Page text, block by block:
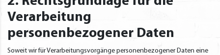
Verarbeitung
personenbezogener Daten
Soweit wir für Verarbeitungsvorgänge personenbezogener Daten eine